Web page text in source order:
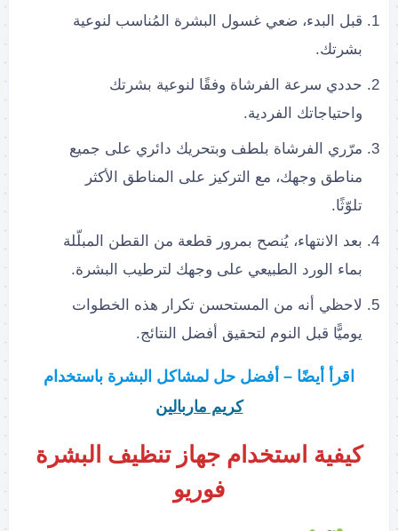
قبل البدء، ضعي غسول البشرة المُناسب لنوعية
بشرتك.
حددي سرعة الفرشاة وفقًا لنوعية بشرتك
واحتياجاتك الفردية.
مرّري الفرشاة بلطف وبتحريك دائري على جميع
مناطق وجهك، مع التركيز على المناطق الأكثر
تلوّثًا.
بعد الانتهاء، يُنصح بمرور قطعة من القطن المبلّلة
بماء الورد الطبيعي على وجهك لترطيب البشرة.
لاحظي أنه من المستحسن تكرار هذه الخطوات
يوميًّا قبل النوم لتحقيق أفضل النتائج.
اقرأ أيضًا – أفضل حل لمشاكل البشرة باستخدام
كريم ماربالين
كيفية استخدام جهاز تنظيف البشرة
فوريو